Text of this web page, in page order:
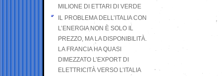
MILIONE DI ETTARI DI VERDE
IL PROBLEMA DELL’ITALIA CON
L’ENERGIA NON È SOLO IL
PREZZO, MA LA DISPONIBILITÀ.
LA FRANCIA HA QUASI
DIMEZZATO L’EXPORT DI
ELETTRICITÀ VERSO L’ITALIA